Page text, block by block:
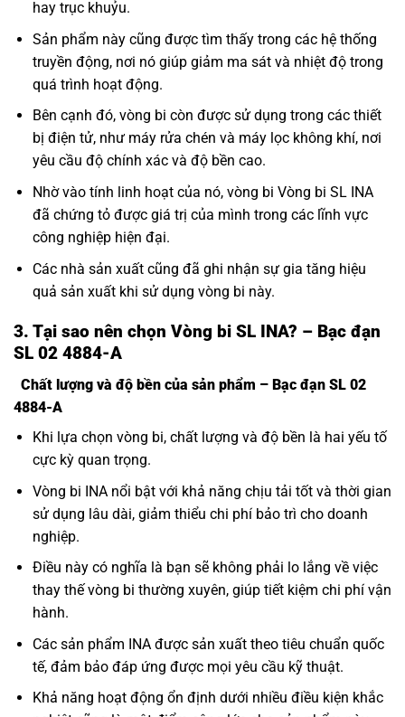
hay trục khuỷu.
Sản phẩm này cũng được tìm thấy trong các hệ thống
truyền động, nơi nó giúp giảm ma sát và nhiệt độ trong
quá trình hoạt động.
Bên cạnh đó, vòng bi còn được sử dụng trong các thiết
bị điện tử, như máy rửa chén và máy lọc không khí, nơi
yêu cầu độ chính xác và độ bền cao.
Nhờ vào tính linh hoạt của nó, vòng bi Vòng bi SL INA
đã chứng tỏ được giá trị của mình trong các lĩnh vực
công nghiệp hiện đại.
Các nhà sản xuất cũng đã ghi nhận sự gia tăng hiệu
quả sản xuất khi sử dụng vòng bi này.
3. Tại sao nên chọn Vòng bi SL INA? – Bạc đạn
SL 02 4884-A
Chất lượng và độ bền của sản phẩm – Bạc đạn SL 02
4884-A
Khi lựa chọn vòng bi, chất lượng và độ bền là hai yếu tố
cực kỳ quan trọng.
Vòng bi INA nổi bật với khả năng chịu tải tốt và thời gian
sử dụng lâu dài, giảm thiểu chi phí bảo trì cho doanh
nghiệp.
Điều này có nghĩa là bạn sẽ không phải lo lắng về việc
thay thế vòng bi thường xuyên, giúp tiết kiệm chi phí vận
hành.
Các sản phẩm INA được sản xuất theo tiêu chuẩn quốc
tế, đảm bảo đáp ứng được mọi yêu cầu kỹ thuật.
Khả năng hoạt động ổn định dưới nhiều điều kiện khắc